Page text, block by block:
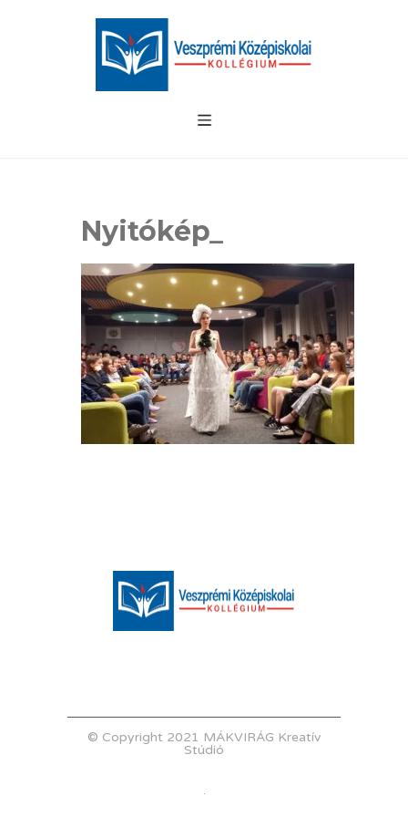
Nyitókép_
© Copyright 2021 MÁKVIRÁG Kreatív
Stúdió
.